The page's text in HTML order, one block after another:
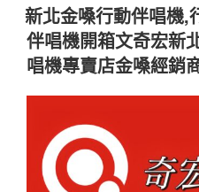
佈
於
新北金嗓行動伴唱機,
伴唱機開箱文奇宏新
唱機專賣店金嗓經銷